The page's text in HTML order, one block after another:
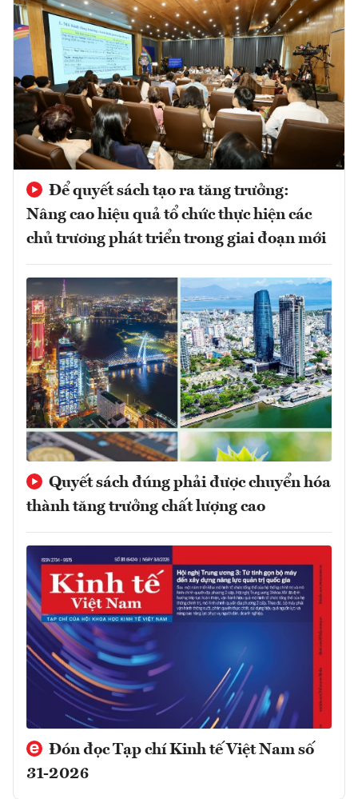
Để quyết sách tạo ra tăng trưởng:
Nâng cao hiệu quả tổ chức thực hiện các
chủ trương phát triển trong giai đoạn mới
Quyết sách đúng phải được chuyển hóa
thành tăng trưởng chất lượng cao
Đón đọc Tạp chí Kinh tế Việt Nam số
31-2026